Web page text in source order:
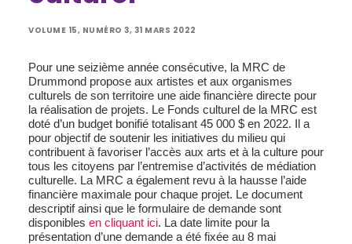
VOLUME 15, NUMÉRO 3, 31 MARS 2022
Pour une seizième année consécutive, la MRC de
Drummond propose aux artistes et aux organismes
culturels de son territoire une aide financière directe pour
la réalisation de projets. Le Fonds culturel de la MRC est
doté d’un budget bonifié totalisant 45 000 $ en 2022. Il a
pour objectif de soutenir les initiatives du milieu qui
contribuent à favoriser l’accès aux arts et à la culture pour
tous les citoyens par l’entremise d’activités de médiation
culturelle. La MRC a également revu à la hausse l’aide
financière maximale pour chaque projet. Le document
descriptif ainsi que le formulaire de demande sont
disponibles en cliquant ici. La date limite pour la
présentation d’une demande a été fixée au 8 mai